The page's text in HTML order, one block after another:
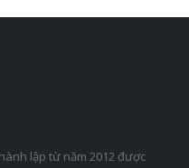
lập từ năm 2012 được